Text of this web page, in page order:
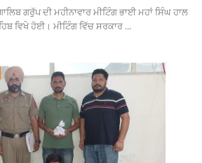
ਗਰੁੱਪ ਦੀ ਮਹੀਨਾਵਾਰ ਮੀਟਿੰਗ ਭਾਈ ਮਹਾਂ ਸਿੰਘ ਹਾਲ
ਵਿਖੇ ਹੋਈ। ਮੀਟਿੰਗ ਵਿੱਚ ਸਰਕਾਰ ...